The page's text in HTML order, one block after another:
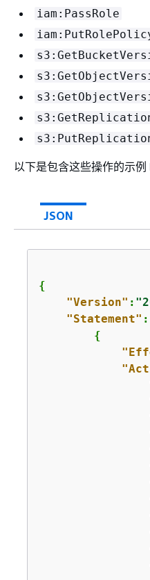
iam:PassRole
以下是包含这些操作的示例
JSON
{
"Version" :
"Statement"
{